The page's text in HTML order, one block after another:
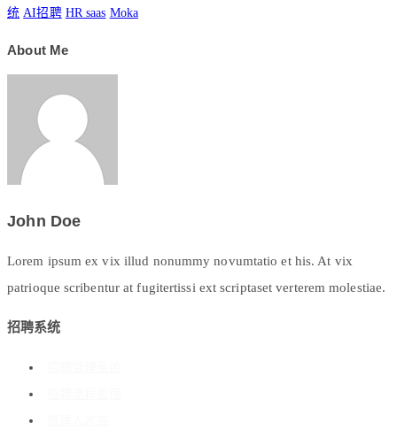
统 AI招聘 HR saas Moka
About Me
John Doe
Lorem ipsum ex vix illud nonummy novumtatio et his. At vix
patrioque scribentur at fugitertissi ext scriptaset verterem molestiae.
招聘系统